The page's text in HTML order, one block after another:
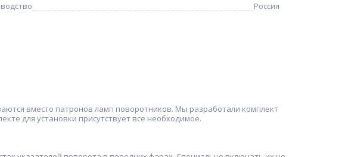
Россия
вместо патронов ламп поворотников. Мы разработали комплект
для установки присутствует все необходимое.